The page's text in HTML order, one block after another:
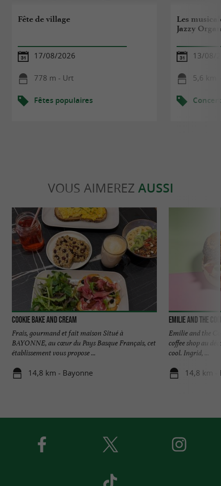
Fête de village
17/08/2026
778 m - Urt
Fêtes populaires
Les
Jazzy
13/08/
5,6 km
VOUS AIMEREZ AUSSI
Cookie Bake and Cream
Frais, gourmand et fait maison Situé à
BAYONNE, au cœur du Pays Basque Français, cet
établissement vous propose ...
14,8 km - Bayonne
Emilie and the
Emilie and the
coffee shop au
cool. Ingrid, ...
14,8 km -